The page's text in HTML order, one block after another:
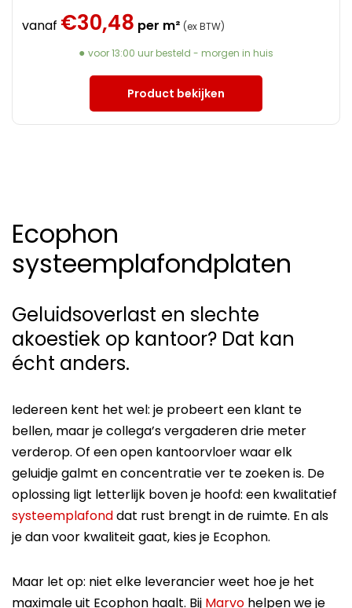
vanaf €30,48 per m² (ex BTW)
voor 13:00 uur besteld - morgen in huis
Product bekijken
Ecophon
systeemplafondplaten
Geluidsoverlast en slechte
akoestiek op kantoor? Dat kan
écht anders.
Iedereen kent het wel: je probeert een klant te
bellen, maar je collega’s vergaderen drie meter
verderop. Of een open kantoorvloer waar elk
geluidje galmt en concentratie ver te zoeken is. De
oplossing ligt letterlijk boven je hoofd: een kwalitatief
systeemplafonddat rust brengt in de ruimte. En als
je dan voor kwaliteit gaat, kies je Ecophon.
Maar let op: niet elke leverancier weet hoe je het
maximale uit Ecophon haalt. Bij Marvo helpen we je